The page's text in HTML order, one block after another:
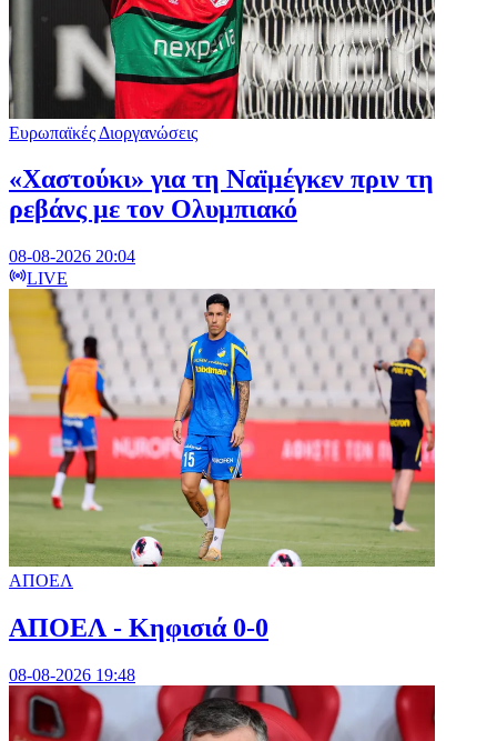
Ευρωπαϊκές Διοργανώσεις
«Χαστούκι» για τη Ναϊμέγκεν πριν τη
ρεβάνς με τον Ολυμπιακό
08-08-2026 20:04
LIVE
ΑΠΟΕΛ
ΑΠΟΕΛ - Κηφισιά 0-0
08-08-2026 19:48